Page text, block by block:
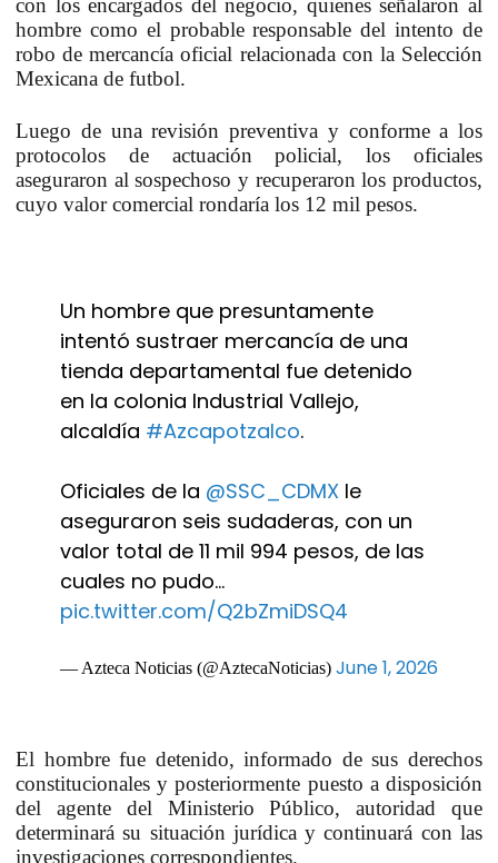
hombre como el probable responsable del intento de
robo de mercancía oficial relacionada con la Selección
Mexicana de futbol.
Luego de una revisión preventiva y conforme a los
protocolos de actuación policial, los oficiales
aseguraron al sospechoso y recuperaron los productos,
cuyo valor comercial rondaría los 12 mil pesos.
Un hombre que presuntamente
intentó sustraer mercancía de una
tienda departamental fue detenido
en la colonia Industrial Vallejo,
alcaldía #Azcapotzalco.
Oficiales de la @SSC_CDMX le
aseguraron seis sudaderas, con un
valor total de 11 mil 994 pesos, de las
cuales no pudo…
pic.twitter.com/Q2bZmiDSQ4
— Azteca Noticias (@AztecaNoticias) June 1, 2026
El hombre fue detenido, informado de sus derechos
constitucionales y posteriormente puesto a disposición
del agente del Ministerio Público, autoridad que
determinará su situación jurídica y continuará con las
investigaciones correspondientes.